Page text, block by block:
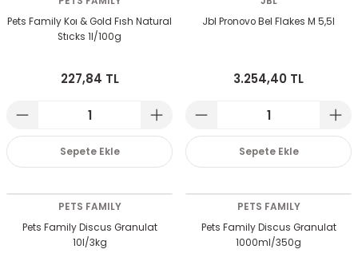
Pets Family Koı & Gold Fısh Natural
Stıcks 1l/100g
227,84 TL
Sepete Ekle
Jbl Pronovo Bel Flakes M 5,5l
3.254,40 TL
Sepete Ekle
PETS FAMILY
Pets Family Discus Granulat
10l/3kg
PETS FAMILY
Pets Family Discus Granulat
1000ml/350g